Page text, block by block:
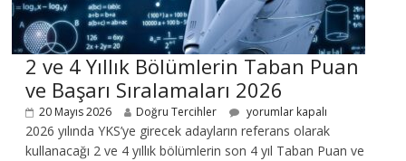
2 ve 4 Yıllık Bölümlerin Taban Puan
ve Başarı Sıralamaları 2026
20 Mayıs 2026 Doğru Tercihler yorumlar kapalı
2026 yılında YKS’ye girecek adayların referans olarak
kullanacağı 2 ve 4 yıllık bölümlerin son 4 yıl Taban Puan ve